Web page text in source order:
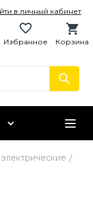
в личный кабинет
Корзина
Избранное